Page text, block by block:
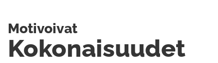
Kokonaisuudet
Motivoivat